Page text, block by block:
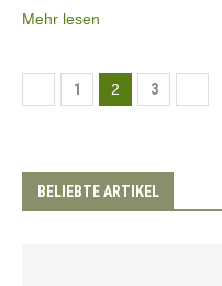
Mehr lesen
1 2 3
BELIEBTE ARTIKEL